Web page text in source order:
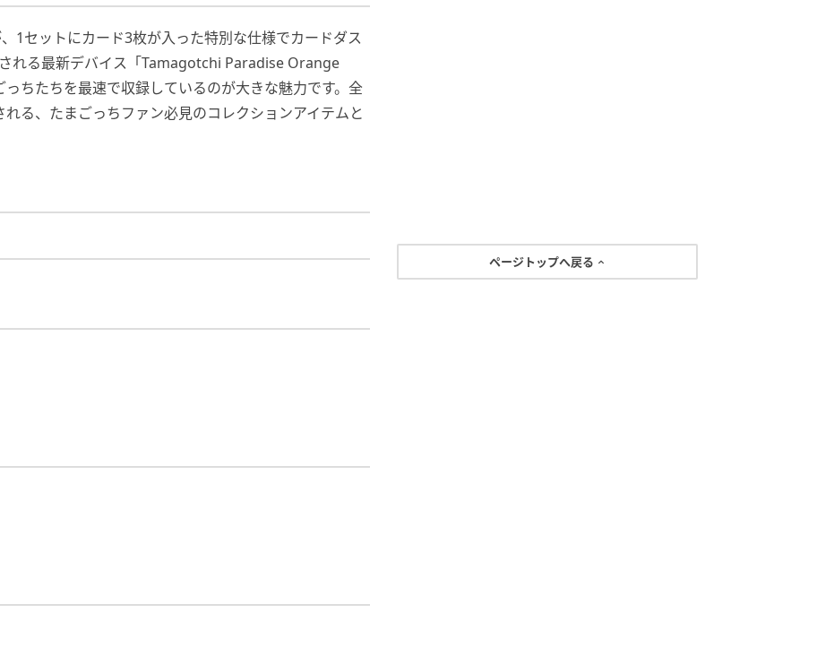
1セットにカード3枚が入った特別な仕様でカードダス
れる最新デバイス「Tamagotchi Paradise Orange
ちたちを最速で収録しているのが大きな魅力です。全
る、たまごっちファン必見のコレクションアイテムと
ページトップへ戻る